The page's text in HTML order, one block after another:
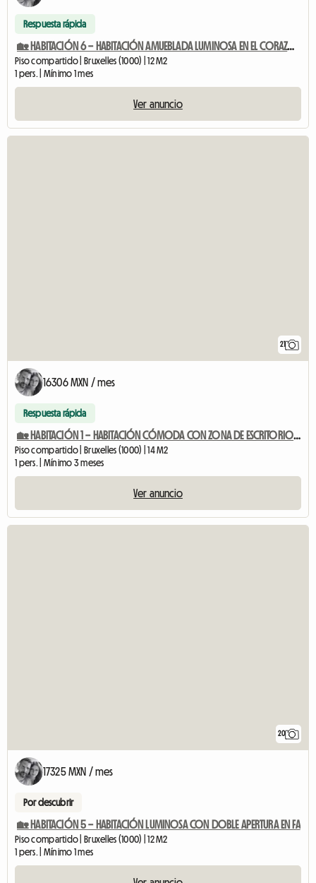
Respuesta rápida
🏡 HABITACIÓN 6 – HABITACIÓN AMUEBLADA LUMINOSA EN EL CORAZÓN DE BRUSELAS
Piso compartido | Bruxelles (1000) | 12 M2
1 pers. | Mínimo 1 mes
Ver anuncio
21
16306 MXN / mes
Respuesta rápida
🏡 HABITACIÓN 1 – HABITACIÓN CÓMODA CON ZONA DE ESCRITORIO EN EL CORAZÓN
Piso compartido | Bruxelles (1000) | 14 M2
1 pers. | Mínimo 3 meses
Ver anuncio
20
17325 MXN / mes
Por descubrir
🏡 HABITACIÓN 5 – HABITACIÓN LUMINOSA CON DOBLE APERTURA EN FA
Piso compartido | Bruxelles (1000) | 12 M2
1 pers. | Mínimo 1 mes